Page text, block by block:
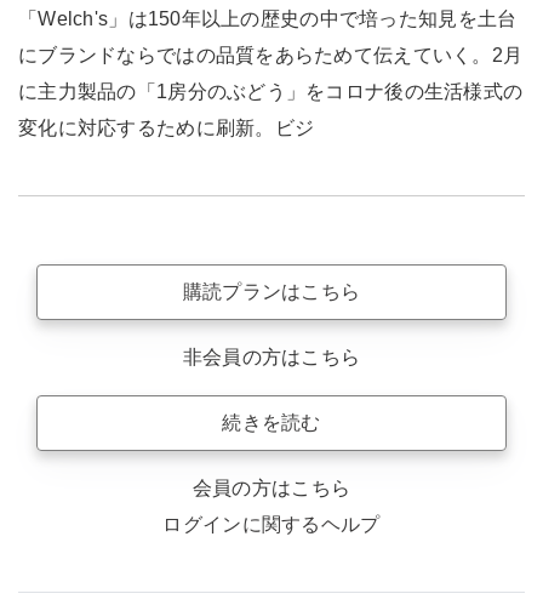
「Welch's」は150年以上の歴史の中で培った知見を土台
にブランドならではの品質をあらためて伝えていく。2月
に主力製品の「1房分のぶどう」をコロナ後の生活様式の
変化に対応するために刷新。ビジ
購読プランはこちら
非会員の方はこちら
続きを読む
会員の方はこちら
ログインに関するヘルプ